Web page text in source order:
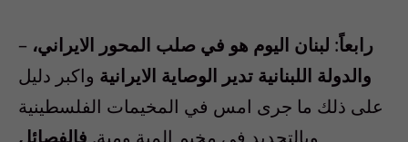
– رابعاً: لبنان اليوم هو في صلب المحور الايراني،
والدولة اللبنانية تدير الوصاية الايرانية واكبر دليل
على ذلك ما جرى امس في المخيمات الفلسطينية